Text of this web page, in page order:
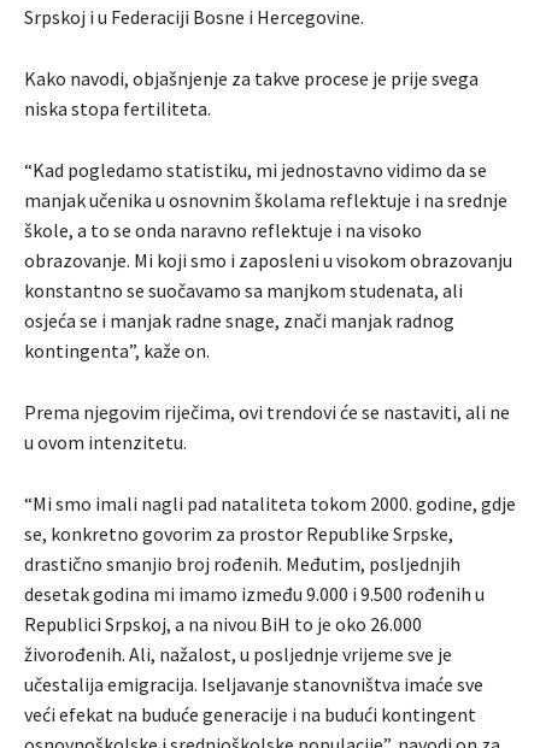
Srpskoj i u Federaciji Bosne i Hercegovine.
Kako navodi, objašnjenje za takve procese je prije svega
niska stopa fertiliteta.
“Kad pogledamo statistiku, mi jednostavno vidimo da se
manjak učenika u osnovnim školama reflektuje i na srednje
škole, a to se onda naravno reflektuje i na visoko
obrazovanje. Mi koji smo i zaposleni u visokom obrazovanju
konstantno se suočavamo sa manjkom studenata, ali
osjeća se i manjak radne snage, znači manjak radnog
kontingenta”, kaže on.
Prema njegovim riječima, ovi trendovi će se nastaviti, ali ne
u ovom intenzitetu.
“Mi smo imali nagli pad nataliteta tokom 2000. godine, gdje
se, konkretno govorim za prostor Republike Srpske,
drastično smanjio broj rođenih. Međutim, posljednjih
desetak godina mi imamo između 9.000 i 9.500 rođenih u
Republici Srpskoj, a na nivou BiH to je oko 26.000
živorođenih. Ali, nažalost, u posljednje vrijeme sve je
učestalija emigracija. Iseljavanje stanovništva imaće sve
veći efekat na buduće generacije i na budući kontingent